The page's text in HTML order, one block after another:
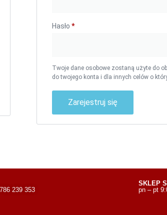
Hasło*
Twoje dane osobowe zostaną użyte do
do twojego konta i dla innych celów o
Zarejestruj się
239 353
SKLEP
pn – pt